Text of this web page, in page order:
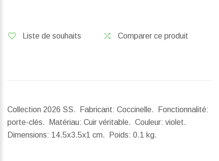
Liste de souhaits Comparer ce produit
Collection 2026 SS. Fabricant: Coccinelle. Fonctionnalité:
porte-clés. Matériau: Cuir véritable. Couleur: violet.
Dimensions: 14.5x3.5x1 cm. Poids: 0.1 kg.